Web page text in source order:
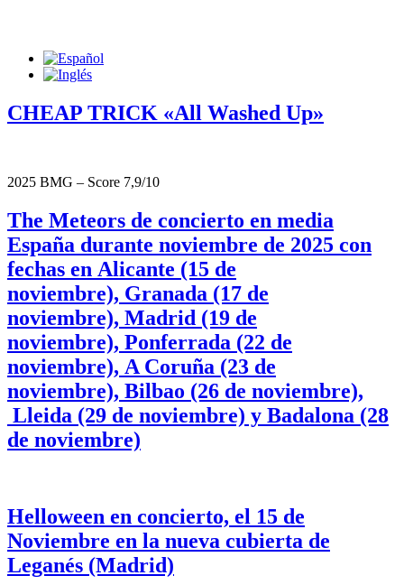
CHEAP TRICK «All Washed Up»
2025 BMG – Score 7,9/10
The Meteors de concierto en media
España durante noviembre de 2025 con
fechas en Alicante (15 de
noviembre), Granada (17 de
noviembre), Madrid (19 de
noviembre), Ponferrada (22 de
noviembre), A Coruña (23 de
noviembre), Bilbao (26 de noviembre),
Lleida (29 de noviembre) y Badalona (28
de noviembre)
Helloween en concierto, el 15 de
Noviembre en la nueva cubierta de
Leganés (Madrid)